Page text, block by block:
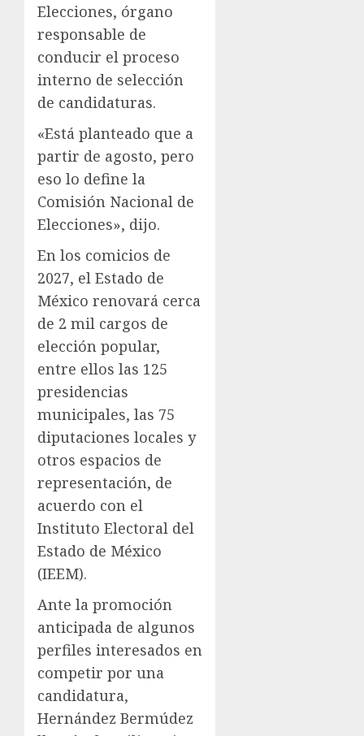
Elecciones, órgano
responsable de
conducir el proceso
interno de selección
de candidaturas.
«Está planteado que a
partir de agosto, pero
eso lo define la
Comisión Nacional de
Elecciones», dijo.
En los comicios de
2027, el Estado de
México renovará cerca
de 2 mil cargos de
elección popular,
entre ellos las 125
presidencias
municipales, las 75
diputaciones locales y
otros espacios de
representación, de
acuerdo con el
Instituto Electoral del
Estado de México
(IEEM).
Ante la promoción
anticipada de algunos
perfiles interesados en
competir por una
candidatura,
Hernández Bermúdez